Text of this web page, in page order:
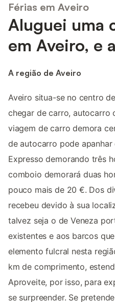
Férias em Aveiro
Aluguei uma
em Aveiro, e
A região de Aveiro
Aveiro situa-se no centro
chegar de carro, autocarro
viagem de carro demora
de autocarro pode apanhar
Expresso demorando três
comboio demorará duas
pouco mais de 20 €. Dos
recebeu devido à sua
talvez seja o de Veneza
existentes e aos barcos
elemento fulcral nesta
km de comprimento,
Aproveite, por isso, para
se surpreender. Se